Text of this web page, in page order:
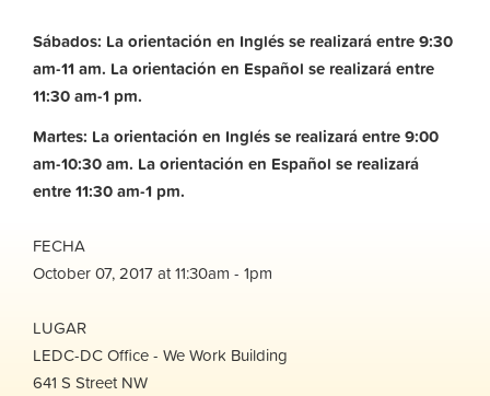
Sábados: La orientación en Inglés se realizará entre 9:30
am-11 am. La orientación en Español se realizará entre
11:30 am-1 pm.
Martes: La orientación en Inglés se realizará entre 9:00
am-10:30 am. La orientación en Español se realizará
entre 11:30 am-1 pm.
FECHA
October 07, 2017 at 11:30am - 1pm
LUGAR
LEDC-DC Office - We Work Building
641 S Street NW